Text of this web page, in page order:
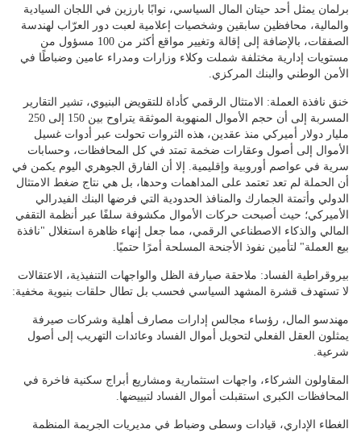
برلمان يمثل أحد حيتان المال السياسي، نوابًا بارزين في اللجان السيادية
والمالية، محافظين سابقين وشخصيات إعلامية لعبت دور العرّاب لهندسة
الصفقات، بالإضافة إلى إقالة وتغيير مواقع أكثر من 100 مسؤول من
مستويات إدارية مختلفة شملت وكلاء وزارات ومدراء عامين وضباطًا في
الأمن الوطني والبنك المركزي.
خنق نافذة العملة: الامتثال الرقمي كأداة للتقويض البنيوي، تشير التقارير
المسربة إلى أن حجم الأموال المنهوبة الموثقة يتراوح بين 150 إلى 250
مليار دولار أميركي منذ عقدين، هذه الثروات تحولت عبر أدوات غسيل
الأموال إلى أصول وعقارات ضخمة تمتد في كل المحافظات، وحسابات
سرية في عواصم أوروبية وإقليمية. إلا أن الفارق الجوهري اليوم يكمن في
أن الحملة لم تعد تعتمد على المداهمات وحدها، بل هي نتاج ضغط الامتثال
الدولي وأتمتة الجمارك والمنافذ الحدودية التي فرضها البنك الفيدرالي
الأميركي؛ حيث أصبحت حركات الأموال مكشوفة سلفًا عبر أنظمة التقفي
المالي والذكاء الاصطناعي الرقمي، مما جعل إنهاء ظاهرة استغلال "نافذة
بيع العملة" لتأمين نفوذ الأجنحة المسلحة أمرًا حتميًا.
بيروقراطية الفساد: ملاحقة صيارفة الظل والواجهات التنفيذية، الاعتقالات
لا تستهدف قشرة المشهد السياسي فحسب بل تطال حلقات بنيوية مخفية:
مهندسو المال، رؤساء مجالس إدارات مصارف أهلية وشركات صيرفة
يمثلون العقل الفعلي لتحويل أموال الفساد وعائدات التهريب إلى أصول
شرعية.
المقاولون الشركاء، واجهات استثمارية ومشاريع أبراج سكنية فاخرة في
المحافظات الكبرى استقبلت أموال الفساد لتبييضها.
الغطاء الإداري، قيادات وسطى وضباط في مديريات الجريمة المنظمة